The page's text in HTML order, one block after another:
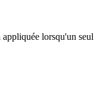
lorsqu'un seul